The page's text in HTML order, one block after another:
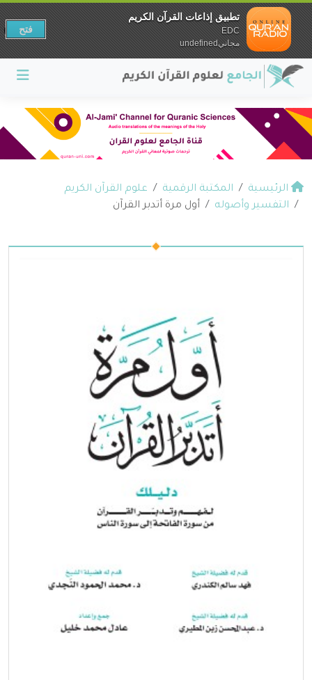
الرئيسية المكتبة الرقمية
علوم القرآن الكريم
التفسير وأصوله
أول مرة أتدبر القرآن
تطبيق إذاعات القرآن الكريم
EDC
مجانيundefined
فتح